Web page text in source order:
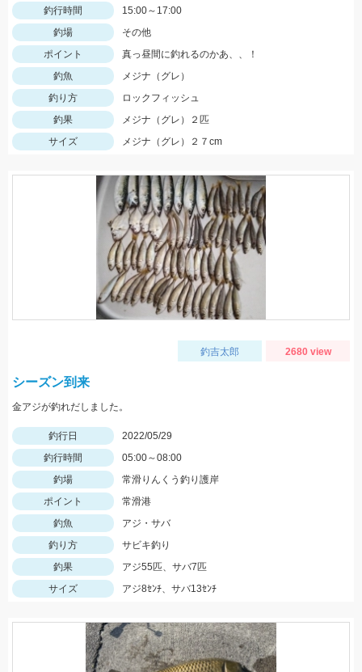
釣行時間
15:00～17:00
釣場
その他
ポイント
真っ昼間に釣れるのかあ、、！
釣魚
メジナ（グレ）
釣り方
ロックフィッシュ
釣果
メジナ（グレ）２匹
サイズ
メジナ（グレ）２７cm
釣吉太郎 2680 view
シーズン到来
金アジが釣れだしました。
釣行日
2022/05/29
釣行時間
05:00～08:00
釣場
常滑りんくう釣り護岸
ポイント
常滑港
釣魚
アジ・サバ
釣り方
サビキ釣り
釣果
アジ55匹、サバ7匹
サイズ
アジ8ｾﾝﾁ、サバ13ｾﾝﾁ